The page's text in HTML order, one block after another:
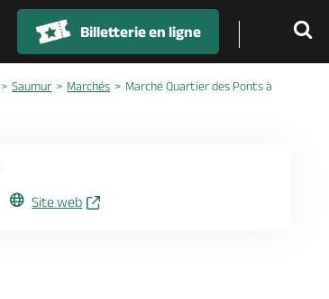
Billetterie en ligne
Saumur Marchés
Marché Quartier des Ponts à
Site web